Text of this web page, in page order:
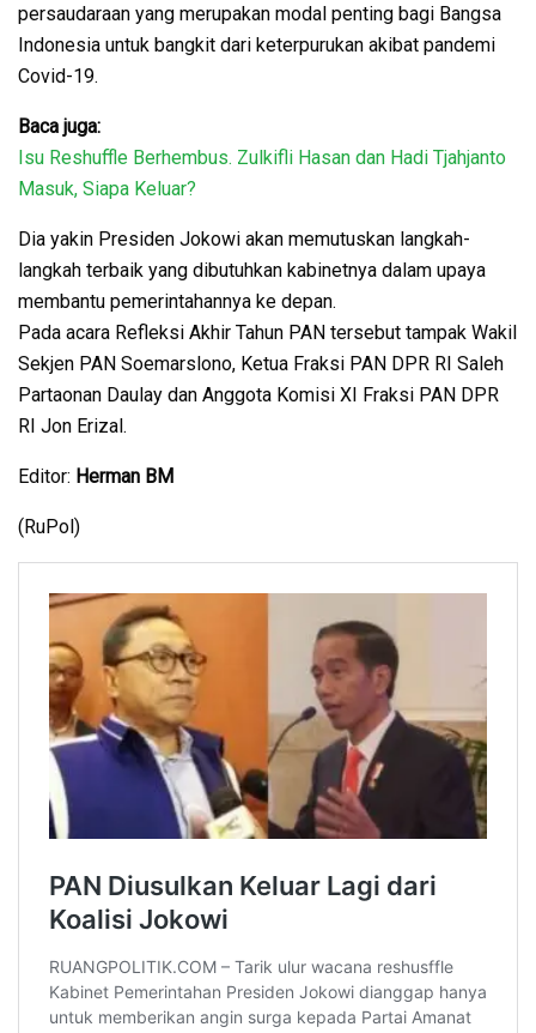
persaudaraan yang merupakan modal penting bagi Bangsa
Indonesia untuk bangkit dari keterpurukan akibat pandemi
Covid-19.
Baca juga:
Isu Reshuffle Berhembus. Zulkifli Hasan dan Hadi Tjahjanto
Masuk, Siapa Keluar?
Dia yakin Presiden Jokowi akan memutuskan langkah-
langkah terbaik yang dibutuhkan kabinetnya dalam upaya
membantu pemerintahannya ke depan.
Pada acara Refleksi Akhir Tahun PAN tersebut tampak Wakil
Sekjen PAN Soemarslono, Ketua Fraksi PAN DPR RI Saleh
Partaonan Daulay dan Anggota Komisi XI Fraksi PAN DPR
RI Jon Erizal.
Editor: Herman BM
(RuPol)